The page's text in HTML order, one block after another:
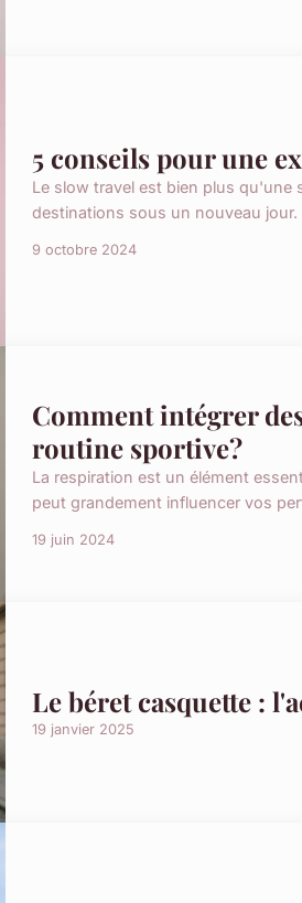
5 conseils pour une
Le slow travel est bien plus qu'une
destinations sous un nouveau
9 octobre 2024
Comment intégrer
routine sportive?
La respiration est un élément
peut grandement influencer vos
19 juin 2024
Le béret casquette :
19 janvier 2025